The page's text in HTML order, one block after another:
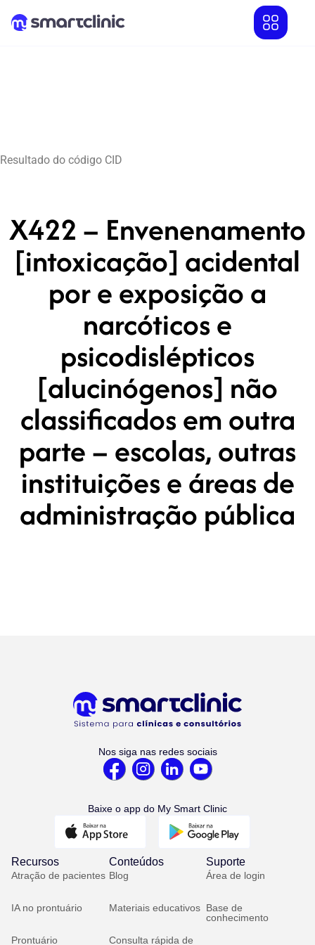
Resultado do código CID
X422 – Envenenamento
[intoxicação] acidental
por e exposição a
narcóticos e
psicodislépticos
[alucinógenos] não
classificados em outra
parte – escolas, outras
instituições e áreas de
administração pública
Nos siga nas redes sociais
Baixe o app do My Smart Clinic
Recursos
Atração de pacientes
IA no prontuário
Prontuário
Conteúdos
Blog
Materiais educativos
Consulta rápida de
Suporte
Área de login
Base de
conhecimento